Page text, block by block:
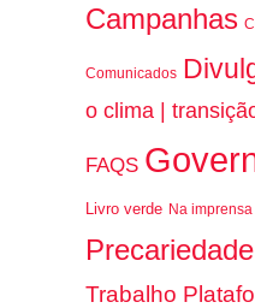
Campanhas
Comunicados
o clima |
FAQS
Livro verde Na imprensa
Trabalho